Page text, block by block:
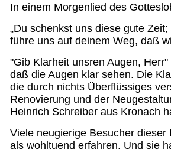
In einem Morgenlied des
„Du schenkst uns diese gute
führe uns auf deinem Weg, daß
"Gib Klarheit unsren Augen,
daß die Augen klar sehen. Die
die durch nichts Überflüssiges
Renovierung und der
Heinrich Schreiber aus Kronach
Viele neugierige Besucher
als wohltuend erfahren. Und sie